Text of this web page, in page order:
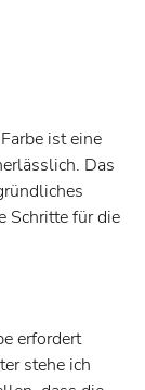
ist eine
Das
Schritte für die
erfordert
stehe ich